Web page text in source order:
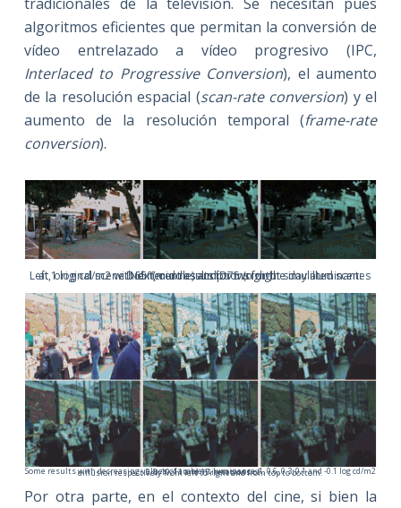
algoritmos eficientes que permitan la conversión de
vídeo entrelazado a vídeo progresivo (IPC,
Interlaced to Progressive Conversion), el aumento
de la resolución espacial (scan-rate conversion) y el
aumento de la resolución temporal (frame-rate
conversion).
Left, original scene. Next, our results for two night simulated scenes at 1 log cd/m2 with different assumptions for the day illuminant:
D65 (middle) and D75 (right).
Some results with decreasing values of ambient luminance: 1, 0.6, 0.3, 0.1 and -0.1 log cd/m2 , 5, 8, 10, 11 and 15 iterations of
diffusion respectively from left to right and from top to bottom.
Por otra parte, en el contexto del cine, si bien la